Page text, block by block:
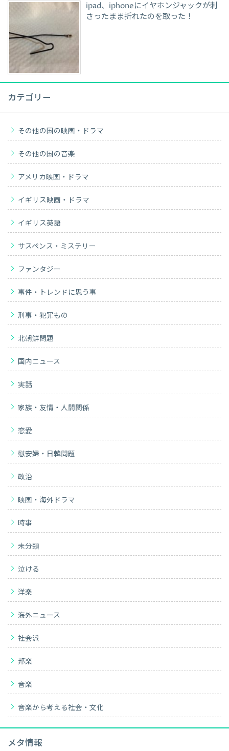
ipad、iphoneにイヤホンジャックが刺
さったまま折れたのを取った！
カテゴリー
その他の国の映画・ドラマ
その他の国の音楽
アメリカ映画・ドラマ
イギリス映画・ドラマ
イギリス英語
サスペンス・ミステリー
ファンタジー
事件・トレンドに思う事
刑事・犯罪もの
北朝鮮問題
国内ニュース
実話
家族・友情・人間関係
恋愛
慰安婦・日韓問題
政治
映画・海外ドラマ
時事
未分類
泣ける
洋楽
海外ニュース
社会派
邦楽
音楽
音楽から考える社会・文化
メタ情報